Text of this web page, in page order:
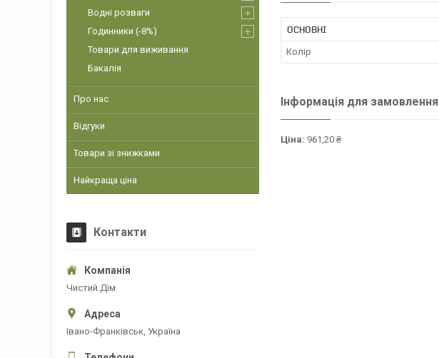
ОСНОВНІ
Колір
Інформація для замовлення
Ціна: 961,20 ₴
Водні розваги
Годинники (-8%)
Товари для виживання
Бакалія
Про нас
Відгуки
Товари зі знижками
Найкраща ціна
Контакти
Чистий Дім
Івано-Франківськ, Україна